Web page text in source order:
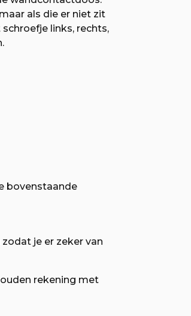
als die er niet zit
links, rechts,
bovenstaande
je er zeker van
rekening met